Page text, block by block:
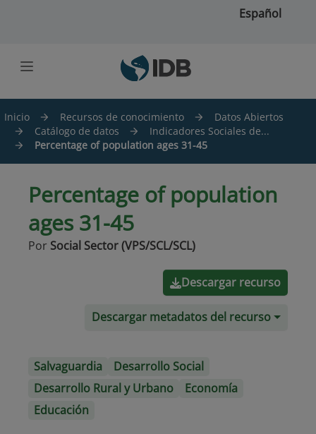
Español
Inicio Recursos de conocimiento
Datos Abiertos
Catálogo de datos
Indicadores Sociales de...
Percentage of population ages 31-45
Percentage of population
ages 31-45
Por Social Sector (VPS/SCL/SCL)
Descargar recurso
Descargar metadatos del recurso
Salvaguardia
Desarrollo Social
Desarrollo Rural y Urbano
Economía
Educación